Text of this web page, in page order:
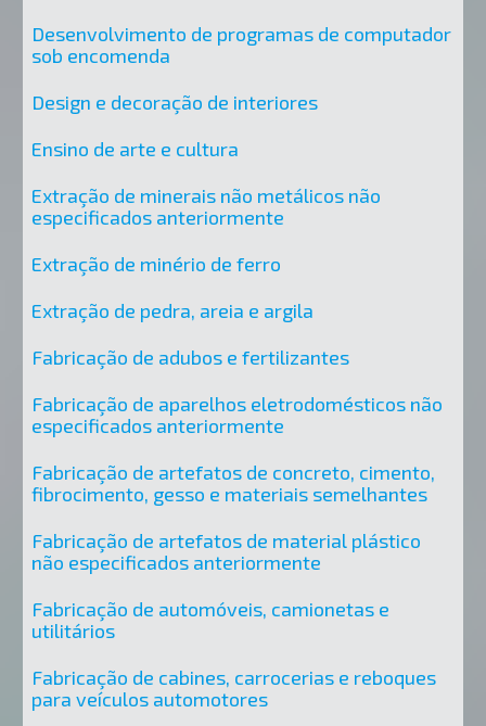
Desenvolvimento de programas de computador
sob encomenda
Design e decoração de interiores
Ensino de arte e cultura
Extração de minerais não metálicos não
especificados anteriormente
Extração de minério de ferro
Extração de pedra, areia e argila
Fabricação de adubos e fertilizantes
Fabricação de aparelhos eletrodomésticos não
especificados anteriormente
Fabricação de artefatos de concreto, cimento,
fibrocimento, gesso e materiais semelhantes
Fabricação de artefatos de material plástico
não especificados anteriormente
Fabricação de automóveis, camionetas e
utilitários
Fabricação de cabines, carrocerias e reboques
para veículos automotores